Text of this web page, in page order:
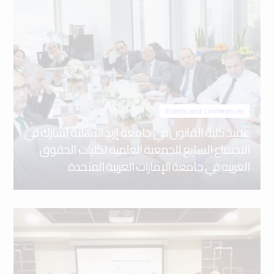
Events and Conferences
عميد كلية القانون في جامعة إربد الأهلية يُشارك في
الاجتماع السابع للجمعية العلمية لكليات الحقوق
العربية في جامعة الإمارات العربية المتحدة